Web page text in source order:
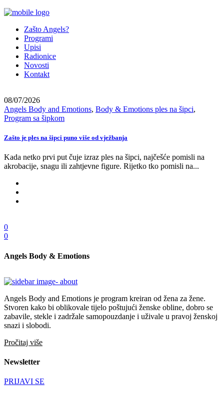
Zašto Angels?
Programi
Upisi
Radionice
Novosti
Kontakt
08/07/2026
Angels Body and Emotions, Body & Emotions ples na šipci,
Program sa šipkom
Zašto je ples na šipci puno više od vježbanja
Kada netko prvi put čuje izraz ples na šipci, najčešće pomisli na
akrobacije, snagu ili zahtjevne figure. Rijetko tko pomisli na...
0
0
Angels Body & Emotions
Angels Body and Emotions je program kreiran od žena za žene.
Stvoren kako bi oblikovale tijelo poštujući ženske obline, dobro se
zabavile, stekle i zadržale samopouzdanje i uživale u pravoj ženskoj
snazi i slobodi.
Pročitaj više
Newsletter
PRIJAVI SE